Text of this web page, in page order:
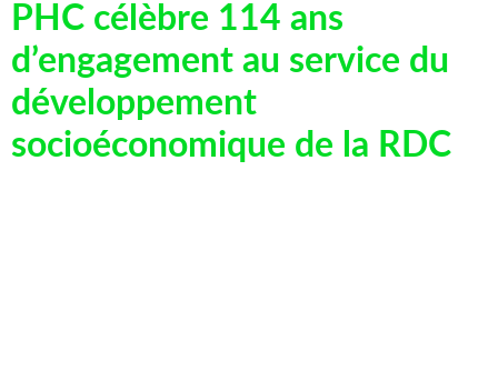
PHC célèbre 114 ans
d’engagement au service du
développement
socioéconomique de la RDC